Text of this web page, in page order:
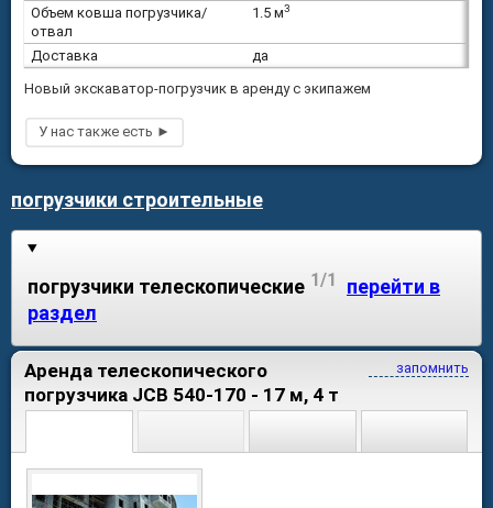
Объем ковша погрузчика/
отвал
1.5 м3
Доставка
да
Новый экскаватор-погрузчик в аренду с экипажем
погрузчики строительные
погрузчики телескопические 1/1
перейти в
раздел
запомнить
Аренда телескопического
погрузчика JCB 540-170 - 17 м, 4 т